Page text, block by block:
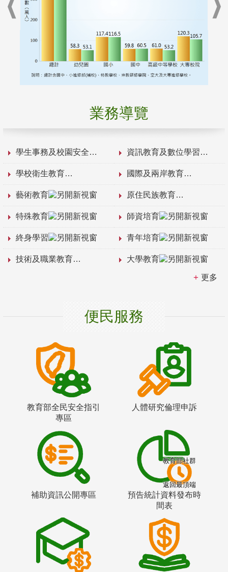
業務導覽
學生事務及校園安全 資訊教育及數位學習
學校衛生教育 國際及兩岸教育
藝術教育 原住民族教育
特殊教育 師資培育
終身學習 青年培育
技術及職業教育 大學教育
更多
便民服務
教育部全民安全指引
專區
人體研究倫理申訴
補助資訊公開專區
預告統計資料發布時
間表
教育部社群
返回最頂端